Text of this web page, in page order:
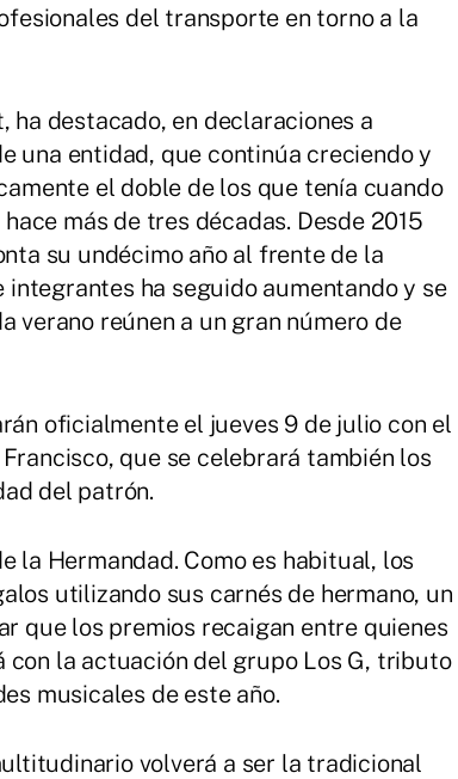
del transporte en torno a la
ha destacado, en declaraciones a
una entidad, que continúa creciendo y
el doble de los que tenía cuando
más de tres décadas. Desde 2015
su undécimo año al frente de la
ha seguido aumentando y se
verano reúnen a un gran número de
oficialmente el jueves 9 de julio con el
que se celebrará también los
del patrón.
la Hermandad. Como es habitual, los
utilizando sus carnés de hermano, un
que los premios recaigan entre quienes
con la actuación del grupo Los G, tributo
musicales de este año.
volverá a ser la tradicional